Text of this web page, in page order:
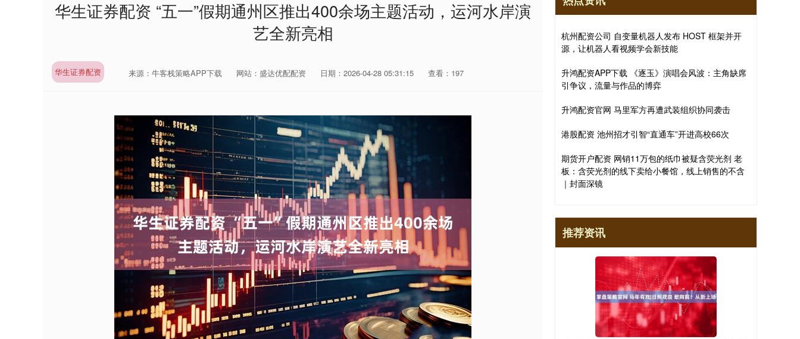
华生证券配资 “五一”假期通州区推出400余场主题活动，运河水岸演
艺全新亮相
华生证券配资 来源：牛客栈策略APP下载 网站：盛达优配配资 日期：2026-04-28 05:31:15 查看：197
杭州配资公司 自变量机器人发布 HOST 框架并开
源，让机器人看视频学会新技能
升鸿配资APP下载 《逐玉》演唱会风波：主角缺席
引争议，流量与作品的博弈
升鸿配资官网 马里军方再遭武装组织协同袭击
港股配资 池州招才引智“直通车”开进高校66次
期货开户配资 网销11万包的纸巾被疑含荧光剂 老
板：含荧光剂的线下卖给小餐馆，线上销售的不含
｜封面深镜
推荐资讯